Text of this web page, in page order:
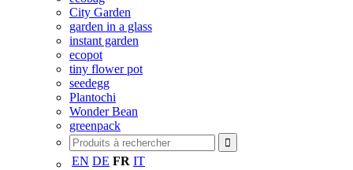
City Garden
garden in a glass
instant garden
ecopot
tiny flower pot
seedegg
Plantochi
Wonder Bean
greenpack
EN DE FR IT